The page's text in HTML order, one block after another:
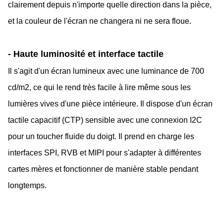
clairement depuis n'importe quelle direction dans la pièce,
et la couleur de l'écran ne changera ni ne sera floue.
- Haute luminosité et interface tactile
Il s'agit d'un écran lumineux avec une luminance de 700
cd/m2, ce qui le rend très facile à lire même sous les
lumières vives d'une pièce intérieure. Il dispose d'un écran
tactile capacitif (CTP) sensible avec une connexion I2C
pour un toucher fluide du doigt. Il prend en charge les
interfaces SPI, RVB et MIPI pour s'adapter à différentes
cartes mères et fonctionner de manière stable pendant
longtemps.